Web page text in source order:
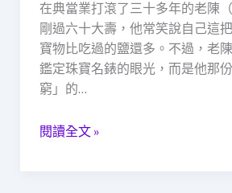
柱
在典當業打滾了三十多年的老陳
剛過六十大壽，他常笑說自己這
寶物比吃過的鹽還多。不過，老
鑑定珠寶名錶的眼光，而是他那
窮」的…
智
慧：
一
場
救
的
閱讀全文 »